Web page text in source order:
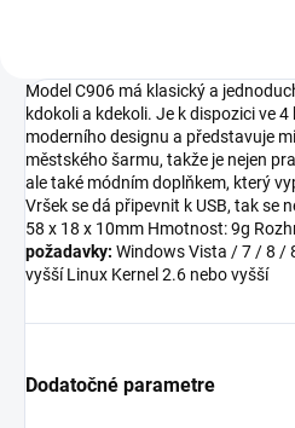
Model C906 má klasický a
kdokoli a kdekoli. Je k dispozici ve
moderního designu a představuje
městského šarmu, takže je nejen
ale také módním doplňkem, který
Vršek se dá připevnit k USB, tak se
58 x 18 x 10mm Hmotnost: 9g
požadavky: Windows Vista / 7 / 8 /
vyšší Linux Kernel 2.6 nebo vyšší
Dodatočné parametre